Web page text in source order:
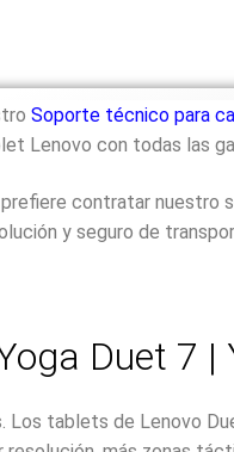
Soporte técnico para
Lenovo con todas las
contratar nuestro
y seguro de
Duet 7
Los tablets de Lenovo